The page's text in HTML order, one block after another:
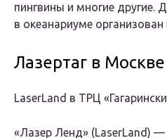
пингвины и многие другие.
в океанариуме
Лазертаг в
LaserLand в ТРЦ
«Лазер Ленд» (LaserLand)